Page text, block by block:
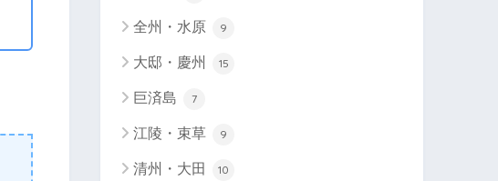
全州・水原 9
大邸・慶州 15
巨済島 7
江陵・束草 9
清州・大田 10